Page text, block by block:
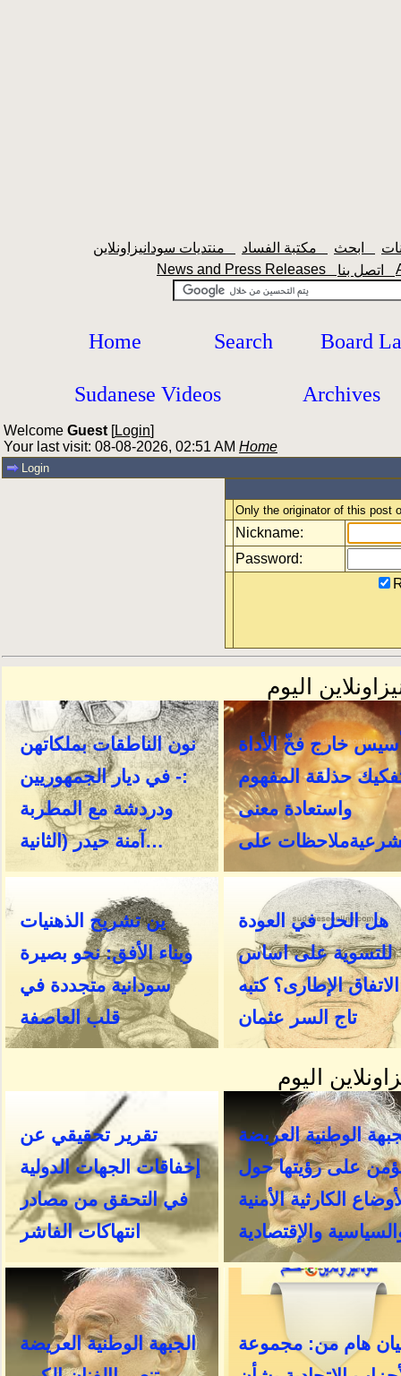
News and Press Releases
Home Search Board
Sudanese Videos Archives
Welcome Guest [Login]
Your last visit: 08-08-2026, 02:51 AM Home
Login
Only the originator of this post
Nickname:
Password: